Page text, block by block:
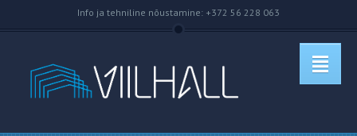
Info ja tehniline nõustamine: +372 56 228 063